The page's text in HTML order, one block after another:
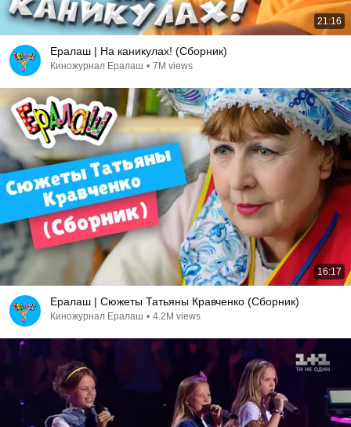
21:16
Ералаш | На каникулах! (Сборник)
Киножурнал Ералаш • 7M views
16:17
Ералаш | Сюжеты Татьяны Кравченко (Сборник)
Киножурнал Ералаш • 4.2M views